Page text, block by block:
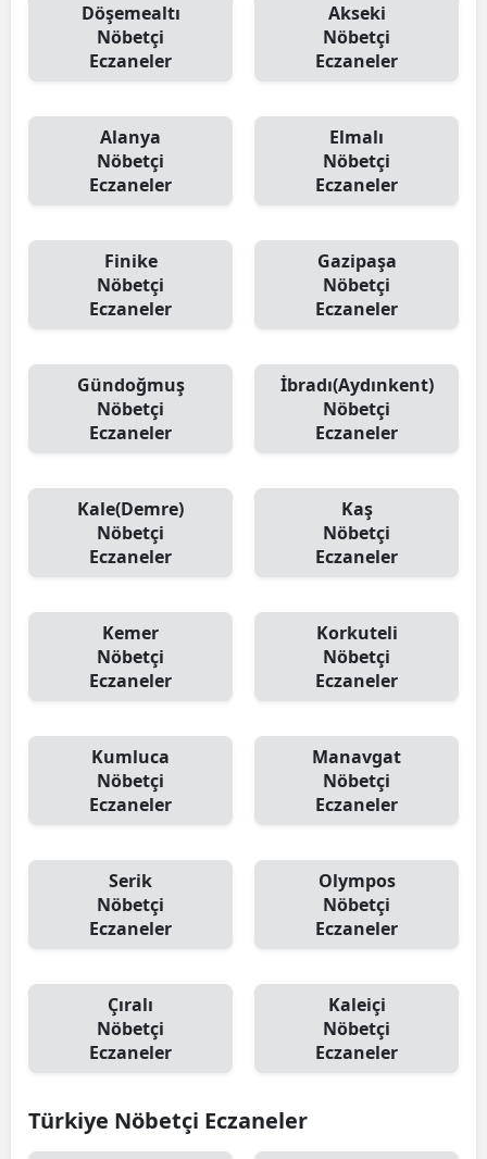
Döşemealtı
Nöbetçi
Eczaneler
Akseki
Nöbetçi
Eczaneler
Alanya
Nöbetçi
Eczaneler
Elmalı
Nöbetçi
Eczaneler
Finike
Nöbetçi
Eczaneler
Gazipaşa
Nöbetçi
Eczaneler
Gündoğmuş
Nöbetçi
Eczaneler
İbradı(Aydınkent)
Nöbetçi
Eczaneler
Kale(Demre)
Nöbetçi
Eczaneler
Kaş
Nöbetçi
Eczaneler
Kemer
Nöbetçi
Eczaneler
Korkuteli
Nöbetçi
Eczaneler
Kumluca
Nöbetçi
Eczaneler
Manavgat
Nöbetçi
Eczaneler
Serik
Nöbetçi
Eczaneler
Olympos
Nöbetçi
Eczaneler
Çıralı
Nöbetçi
Eczaneler
Kaleiçi
Nöbetçi
Eczaneler
Türkiye Nöbetçi Eczaneler